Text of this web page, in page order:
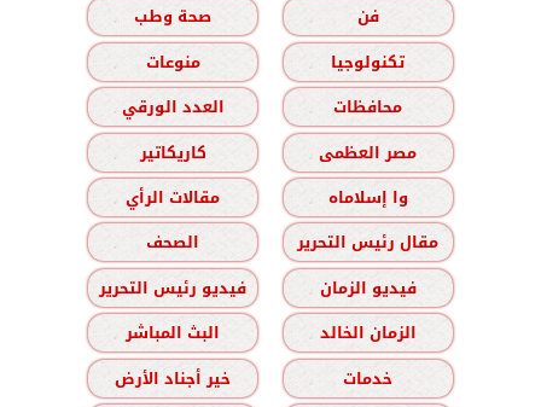
فن
صحة وطب
تكنولوجيا
منوعات
محافظات
العدد الورقي
مصر العظمى
كاريكاتير
وا إسلاماه
مقالات الرأي
مقال رئيس التحرير
الصحف
فيديو الزمان
فيديو رئيس التحرير
الزمان الخالد
البث المباشر
خدمات
خير أجناد الأرض